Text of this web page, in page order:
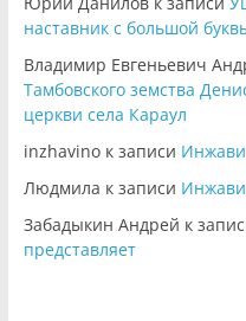
наставник с большой
Владимир Евгеньевич
Тамбовского земства
церкви села Караул
inzhavinoк записи
Людмила к записи
Забадыкин Андрей к
представляет